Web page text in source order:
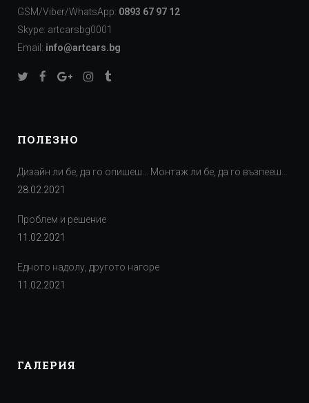
GSM/Viber/WhatsApp: 0893 67 97 12
Skype: artcarsbg0001
Email: info@artcars.bg
ПОЛЕЗНО
Дизайн ли бе, да го опишеш… Монтаж ли бе, да го възпееш…
28.02.2021
Проблем и решение
11.02.2021
Едното надолу, другото нагоре
11.02.2021
ГАЛЕРИЯ